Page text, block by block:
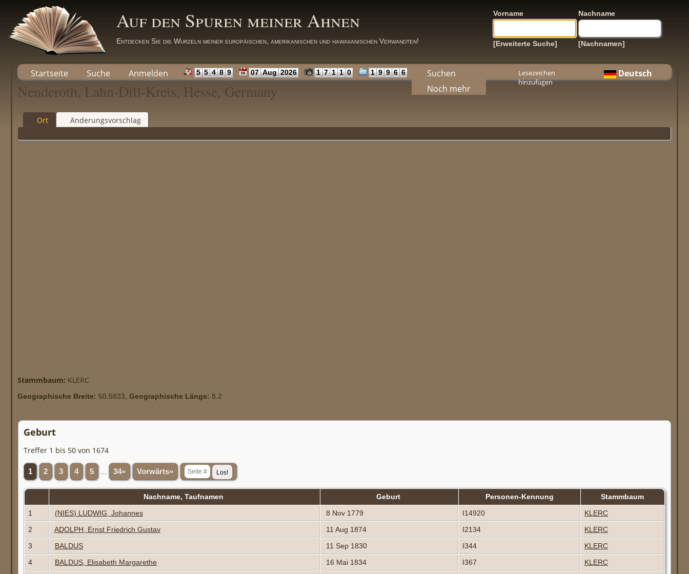
Auf den Spuren meiner Ahnen
Entdecken Sie die Wurzeln meiner europäischen, amerikanischen und hawaiianischen Verwandten!
Vorname Nachname
[Erweiterte Suche] [Nachnamen]
Startseite Suche Anmelden 5 5 4 8 9 07 Aug 2026 1 7 1 1 0 1 9 9 6 6
Suchen
Noch mehr
Lesezeichen
hinzufügen
Deutsch
Nenderoth, Lahn-Dill-Kreis, Hesse, Germany
Ort Änderungsvorschlag
Stammbaum: KLERC
Geographische Breite: 50.5833, Geographische Länge: 8.2
Geburt
Treffer 1 bis 50 von 1674
1 2 3 4 5 34» Vorwärts»
Nachname, Taufnamen Geburt Personen-Kennung
Stammbaum
1
(NIES) LUDWIG, Johannes 8 Nov 1779 I14920
KLERC
2
ADOLPH, Ernst Friedrich Gustav 11 Aug 1874 I2134
KLERC
3
BALDUS 11 Sep 1830 I344
KLERC
4
BALDUS, Elisabeth Margarethe 16 Mai 1834 I367
KLERC